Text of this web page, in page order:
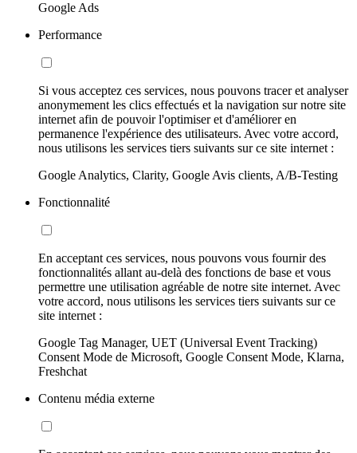
Google Ads
Performance
Si vous acceptez ces services, nous pouvons tracer et analyser
anonymement les clics effectués et la navigation sur notre site
internet afin de pouvoir l'optimiser et d'améliorer en
permanence l'expérience des utilisateurs. Avec votre accord,
nous utilisons les services tiers suivants sur ce site internet :
Google Analytics, Clarity, Google Avis clients, A/B-Testing
Fonctionnalité
En acceptant ces services, nous pouvons vous fournir des
fonctionnalités allant au-delà des fonctions de base et vous
permettre une utilisation agréable de notre site internet. Avec
votre accord, nous utilisons les services tiers suivants sur ce
site internet :
Google Tag Manager, UET (Universal Event Tracking)
Consent Mode de Microsoft, Google Consent Mode, Klarna,
Freshchat
Contenu média externe